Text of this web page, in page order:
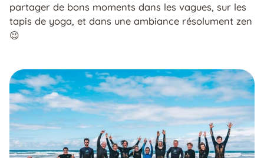
partager de bons moments dans les vagues, sur les
tapis de yoga, et dans une ambiance résolument zen
😉